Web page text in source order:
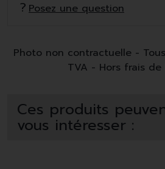
Posez une question
Photo non contractuelle -
TVA - Hors frais de
Ces produits
vous intéresser :